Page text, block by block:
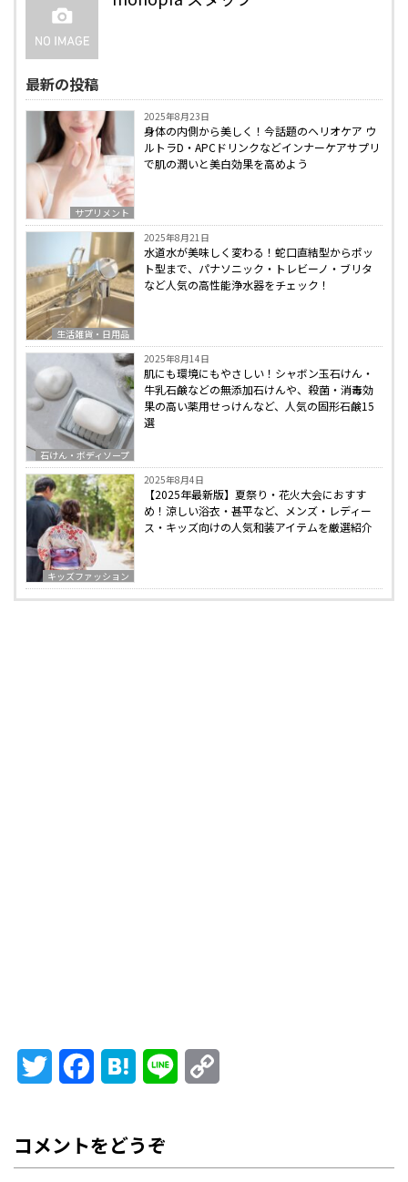
最新の投稿
サプリメント
2025年8月23日
身体の内側から美しく！今話題のヘリオケア ウ
ルトラD・APCドリンクなどインナーケアサプリ
で肌の潤いと美白効果を高めよう
生活雑貨・日用品
2025年8月21日
水道水が美味しく変わる！蛇口直結型からポッ
ト型まで、パナソニック・トレビーノ・ブリタ
など人気の高性能浄水器をチェック！
石けん・ボディソープ
2025年8月14日
肌にも環境にもやさしい！シャボン玉石けん・
牛乳石鹸などの無添加石けんや、殺菌・消毒効
果の高い薬用せっけんなど、人気の固形石鹸15
選
キッズファッション
2025年8月4日
【2025年最新版】夏祭り・花火大会におすす
め！涼しい浴衣・甚平など、メンズ・レディー
ス・キッズ向けの人気和装アイテムを厳選紹介
Twitter FacebookHatena Line